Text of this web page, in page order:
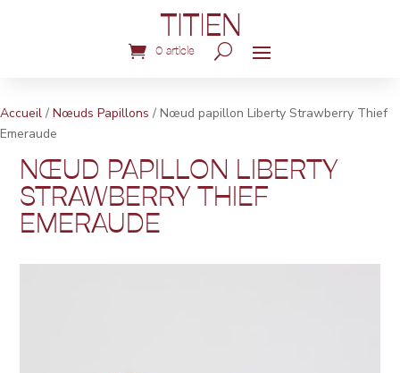
0 article
Accueil / Nœuds Papillons / Nœud papillon Liberty Strawberry Thief
Emeraude
NŒUD PAPILLON LIBERTY
STRAWBERRY THIEF
EMERAUDE